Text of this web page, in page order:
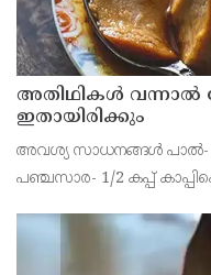
അതിഥികൾ വന്നാൽ
ഇതായിരിക്കും
അവശ്യ സാധനങ്ങൾ പാൽ-
പഞ്ചസാര- 1/2 കപ്പ്
യോജിപ്പിക്കാം. ഒരു